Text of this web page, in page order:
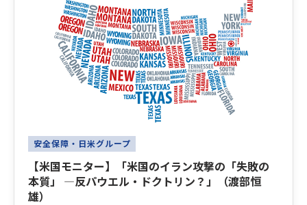
安全保障・日米グループ
【米国モニター】「米国のイラン攻撃の「失敗の
本質」 ―反パウエル・ドクトリン？」（渡部恒
雄）